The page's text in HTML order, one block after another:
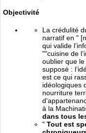
Objectivité
La crédulité
narratif en "
qui valide
""cuisine de
oublier que
supposé :
est ce qui
idéologiques
nourriture
à la
dans tous
" Tout est